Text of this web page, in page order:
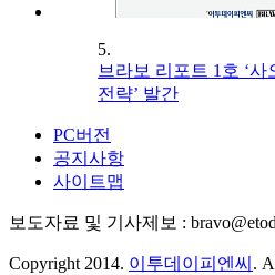
5.
브라보 리포트 1호 ‘사
전략’ 발간
PC버전
공지사항
사이트맵
보도자료 및 기사제보 :
Copyright 2014. 이투데이피엔씨 .